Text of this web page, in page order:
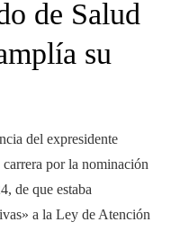
de Salud
su
del expresidente
por la nominación
de que estaba
a la Ley de Atención